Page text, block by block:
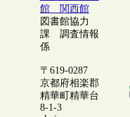
館 関西館
図書館協力
課 調査情報
係
〒619-0287
京都府相楽郡
精華町精華台
8-1-3